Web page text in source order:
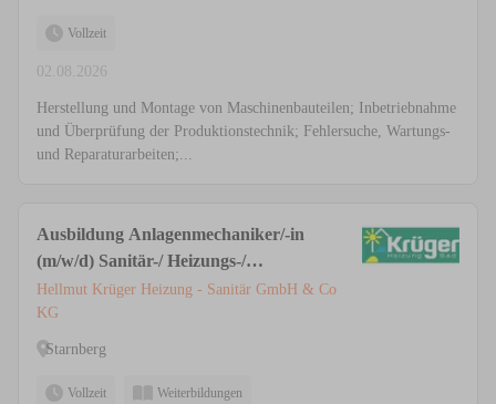
Vollzeit
02.08.2026
Herstellung und Montage von Maschinenbauteilen; Inbetriebnahme
und Überprüfung der Produktionstechnik; Fehlersuche, Wartungs-
und Reparaturarbeiten;...
Ausbildung Anlagenmechaniker/-in
(m/w/d) Sanitär-/ Heizungs-/
Klimatechnik
Hellmut Krüger Heizung - Sanitär GmbH & Co
KG
Starnberg
Vollzeit Weiterbildungen